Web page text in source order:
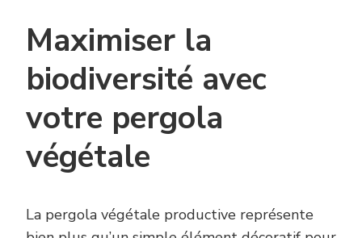
Maximiser la
biodiversité avec
votre pergola
végétale
La pergola végétale productive représente